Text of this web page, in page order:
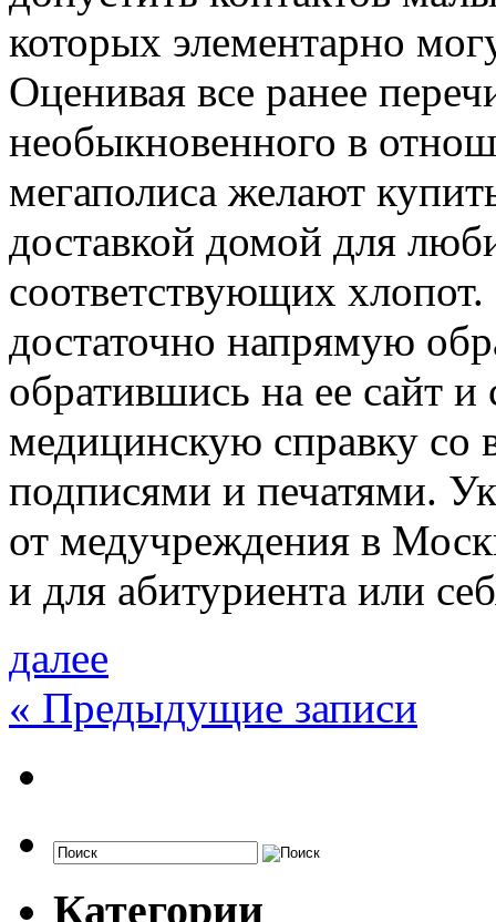
которых элементарно
Оценивая все ранее
необыкновенного в
мегаполиса желают
доставкой домой для
соответствующих
достаточно напрямую
обратившись на ее сайт и
медицинскую справку
подписями и печатями.
от медучреждения в
и для абитуриента или
далее
« Предыдущие записи
Категории